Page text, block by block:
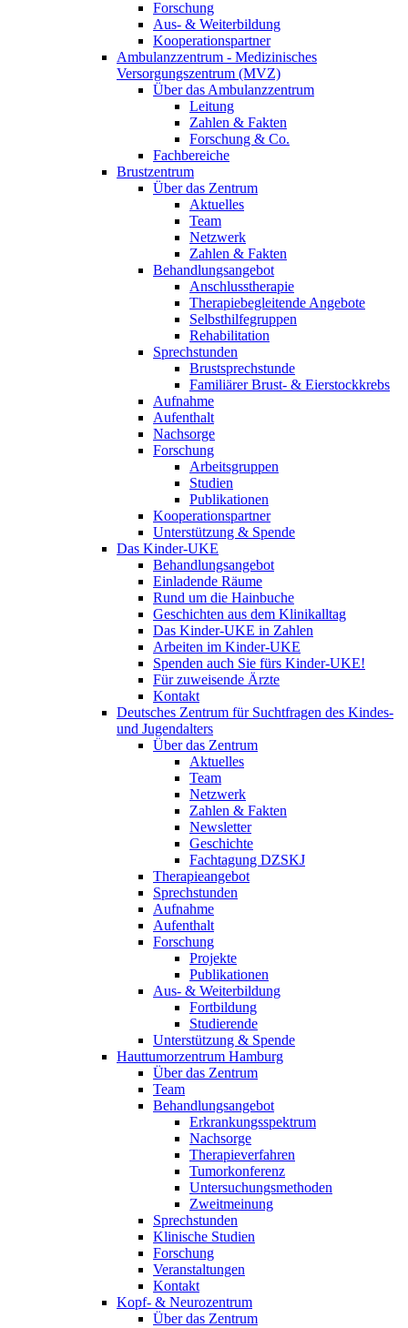
Forschung
Aus- & Weiterbildung
Kooperationspartner
Ambulanzzentrum - Medizinisches
Versorgungszentrum (MVZ)
Über das Ambulanzzentrum
Leitung
Zahlen & Fakten
Forschung & Co.
Fachbereiche
Brustzentrum
Über das Zentrum
Aktuelles
Team
Netzwerk
Zahlen & Fakten
Behandlungsangebot
Anschlusstherapie
Therapiebegleitende Angebote
Selbsthilfegruppen
Rehabilitation
Sprechstunden
Brustsprechstunde
Familiärer Brust- & Eierstockkrebs
Aufnahme
Aufenthalt
Nachsorge
Forschung
Arbeitsgruppen
Studien
Publikationen
Kooperationspartner
Unterstützung & Spende
Das Kinder-UKE
Behandlungsangebot
Einladende Räume
Rund um die Hainbuche
Geschichten aus dem Klinikalltag
Das Kinder-UKE in Zahlen
Arbeiten im Kinder-UKE
Spenden auch Sie fürs Kinder-UKE!
Für zuweisende Ärzte
Kontakt
Deutsches Zentrum für Suchtfragen des Kindes-
und Jugendalters
Über das Zentrum
Aktuelles
Team
Netzwerk
Zahlen & Fakten
Newsletter
Geschichte
Fachtagung DZSKJ
Therapieangebot
Sprechstunden
Aufnahme
Aufenthalt
Forschung
Projekte
Publikationen
Aus- & Weiterbildung
Fortbildung
Studierende
Unterstützung & Spende
Hauttumorzentrum Hamburg
Über das Zentrum
Team
Behandlungsangebot
Erkrankungsspektrum
Nachsorge
Therapieverfahren
Tumorkonferenz
Untersuchungsmethoden
Zweitmeinung
Sprechstunden
Klinische Studien
Forschung
Veranstaltungen
Kontakt
Kopf- & Neurozentrum
Über das Zentrum